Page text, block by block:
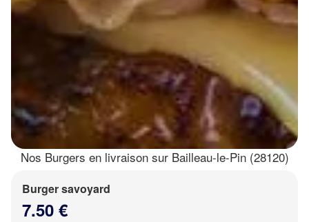
Nos Burgers en livraison sur Bailleau-le-Pin (28120)
Burger savoyard
7.50 €